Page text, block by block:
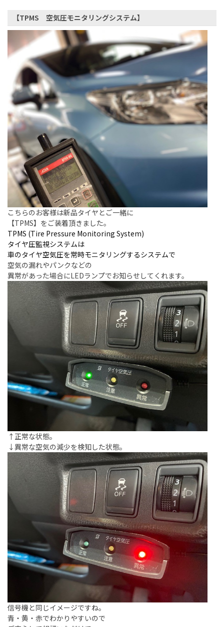
【TPMS 空気圧モニタリングシステム】
こちらのお客様は新品タイヤとご一緒に
【TPMS】をご装着頂きました。
TPMS (Tire Pressure Monitoring System)
タイヤ圧監視システムは
車のタイヤ空気圧を常時モニタリングするシステムで
空気の漏れやパンクなどの
異常があった場合にLEDランプでお知らせしてくれます。
↑正常な状態。
↓異常な空気の減少を検知した状態。
信号機と同じイメージですね。
青・黄・赤でわかりやすいので